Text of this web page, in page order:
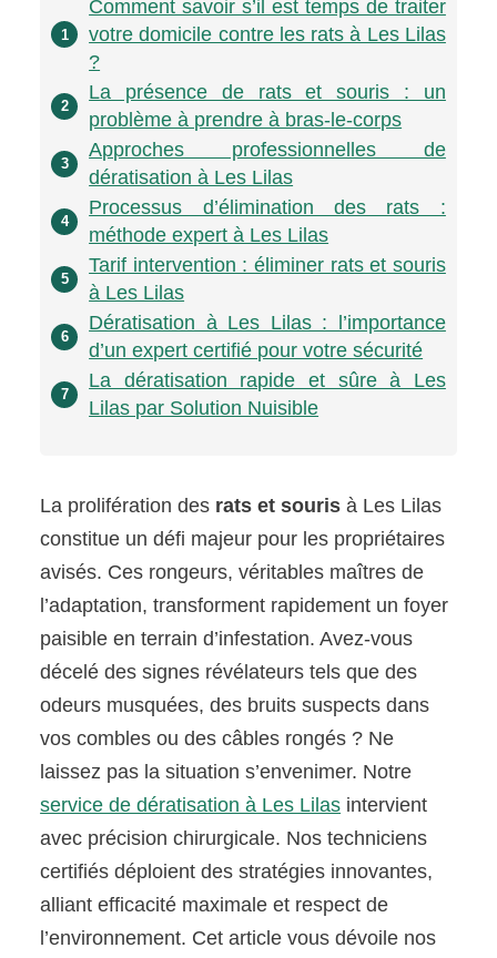
1
Comment savoir s’il est temps de traiter
votre domicile contre les rats à Les Lilas
?
2
La présence de rats et souris : un
problème à prendre à bras-le-corps
3
Approches professionnelles de
dératisation à Les Lilas
4
Processus d’élimination des rats :
méthode expert à Les Lilas
5
Tarif intervention : éliminer rats et souris
à Les Lilas
6
Dératisation à Les Lilas : l’importance
d’un expert certifié pour votre sécurité
7
La dératisation rapide et sûre à Les
Lilas par Solution Nuisible
La prolifération des rats et souris à Les Lilas
constitue un défi majeur pour les propriétaires
avisés. Ces rongeurs, véritables maîtres de
l’adaptation, transforment rapidement un foyer
paisible en terrain d’infestation. Avez-vous
décelé des signes révélateurs tels que des
odeurs musquées, des bruits suspects dans
vos combles ou des câbles rongés ? Ne
laissez pas la situation s’envenimer. Notre
service de dératisation à Les Lilas intervient
avec précision chirurgicale. Nos techniciens
certifiés déploient des stratégies innovantes,
alliant efficacité maximale et respect de
l’environnement. Cet article vous dévoile nos